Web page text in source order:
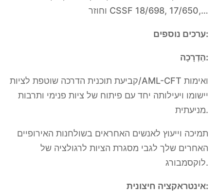
וחוזר CSSF 18/698, 17/650,…
ערכים נוספים:
הַדְרָכָה:
קביעת תוכנית הדרכה שוטפת לציות/AML-CFT ואימות
יישומו ויעילותה יחד עם פיתוח של ציות פנימי ותרבות
מניעתית.
תמיכה וייעוץ לאנשים האחראים בשולחנות האירופיים
האחרים שלך לגבי מסגרת הציות לרגולציה של
לוקסמבורג.
אינטראקציה חיצונית: